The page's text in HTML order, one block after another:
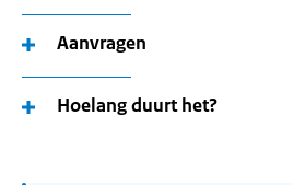
Aanvragen
Hoelang duurt het?